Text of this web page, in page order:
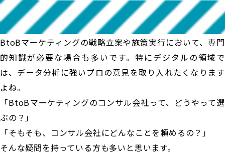
BtoBマーケティングの戦略立案や施策実行において、専門
的知識が必要な場合も多いです。特にデジタルの領域で
は、データ分析に強いプロの意見を取り入れたくなります
よね。
「BtoBマーケティングのコンサル会社って、どうやって選
ぶの？」
「そもそも、コンサル会社にどんなことを頼めるの？」
そんな疑問を持っている方も多いと思います。